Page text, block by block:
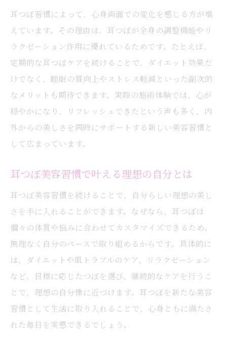
耳つぼ習慣で理想の自分を手に入れる秘訣
耳つぼの力で自然な美しさを育むコツ
耳つぼがサポートする自分磨きのポイント
耳つぼケアから始まる新しい自分への道
大阪府大阪市都島区で耳つぼを体験する価値
大阪府大阪市都島区で耳つぼ体験が人気の
理由
大阪府大阪市都島区で耳つぼ施術を受ける
大阪府大阪市都島区で耳つぼを始める最適
なタイミング
大阪府大阪市都島区で耳つぼ習慣を続ける
コツ
耳つぼ習慣によって、心身両面での変化を感じる方が増
えています。その理由は、耳つぼが全身の調整機能やリ
ラクゼーション作用に優れているためです。たとえば、
定期的な耳つぼケアを続けることで、ダイエット効果だ
けでなく、睡眠の質向上やストレス軽減といった副次的
なメリットも期待できます。実際の施術体験では、心が
穏やかになり、リフレッシュできたという声も多く、内
外からの美しさを同時にサポートする新しい美容習慣と
して広まっています。
耳つぼ美容習慣で叶える理想の自分とは
耳つぼ美容習慣を続けることで、自分らしい理想の美し
さを手に入れることができます。なぜなら、耳つぼは
個々の体質や悩みに合わせてカスタマイズできるため、
無理なく自分のペースで取り組めるからです。具体的に
は、ダイエットや肌トラブルのケア、リラクゼーション
など、目標に応じたつぼを選び、継続的なケアを行うこ
とで、理想の自分像に近づけます。耳つぼを新たな美容
習慣として生活に取り入れることで、心身ともに満たさ
れた毎日を実感できるでしょう。